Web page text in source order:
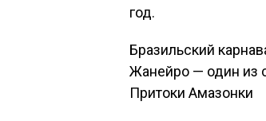
год.
Бразильский
Жанейро — один из
Притоки Амазонки